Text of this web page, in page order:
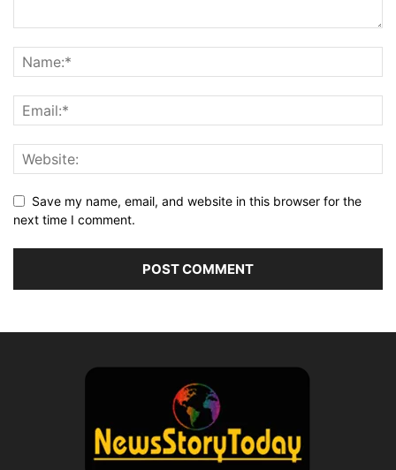
Save my name, email, and website in this browser for the
next time I comment.